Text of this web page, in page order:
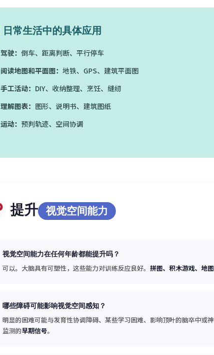
日常生活中的具体应用
驾驶：倒车、距离判断、平行停车
阅读地图和平面图：地铁、GPS、建筑平面图
手工活动： DIY、收纳整理、烹饪、缝纫
理解图表： 图形、说明书、建筑图纸
运动：预判轨迹、空间协调
提升 视觉空间能力
视觉空间能力在任何年龄都能提升吗？
可以。大脑具有可塑性，这些能力对训练反应良好。拼图、积木游戏、地
哪些障碍可能影响视觉空间感知？
明显的困难可能与发育性协调障碍、某些学习困难、影响顶叶的脑卒中
监测的早期信号。